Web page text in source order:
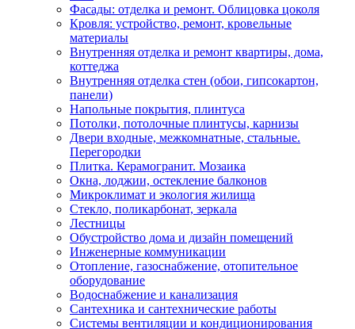
Фасады: отделка и ремонт. Облицовка цоколя
Кровля: устройство, ремонт, кровельные
материалы
Внутренняя отделка и ремонт квартиры, дома,
коттеджа
Внутренняя отделка стен (обои, гипсокартон,
панели)
Напольные покрытия, плинтуса
Потолки, потолочные плинтусы, карнизы
Двери входные, межкомнатные, стальные.
Перегородки
Плитка. Керамогранит. Мозаика
Окна, лоджии, остекление балконов
Микроклимат и экология жилища
Стекло, поликарбонат, зеркала
Лестницы
Обустройство дома и дизайн помещений
Инженерные коммуникации
Отопление, газоснабжение, отопительное
оборудование
Водоснабжение и канализация
Сантехника и сантехнические работы
Системы вентиляции и кондиционирования